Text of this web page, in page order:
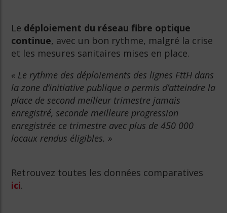
Le déploiement du réseau fibre optique
continue, avec un bon rythme, malgré la crise
et les mesures sanitaires mises en place.
« Le rythme des déploiements des lignes FttH dans
la zone d’initiative publique a permis d’atteindre la
place de second meilleur trimestre jamais
enregistré, seconde meilleure progression
enregistrée ce trimestre avec plus de 450 000
locaux rendus éligibles. »
Retrouvez toutes les données comparatives
ici.